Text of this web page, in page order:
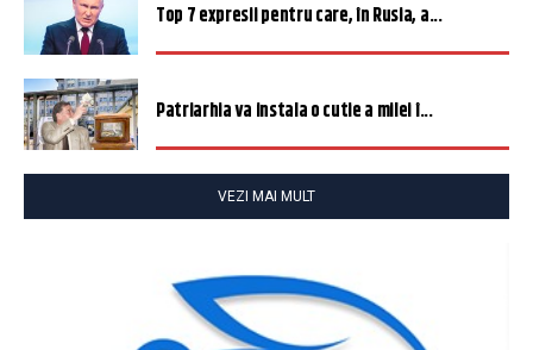
Top 7 expresii pentru care, în Rusia, a...
Patriarhia va instala o cutie a milei î...
VEZI MAI MULT